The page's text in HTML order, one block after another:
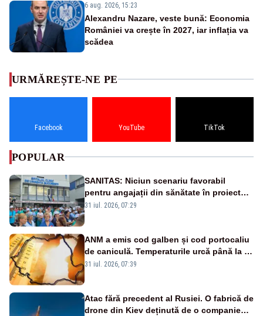
6 aug. 2026, 15:23
Alexandru Nazare, veste bună: Economia
României va crește în 2027, iar inflația va
scădea
URMĂREȘTE-NE PE
Facebook YouTube TikTok
POPULAR
SANITAS: Niciun scenariu favorabil
pentru angajații din sănătate în proiectul
Legii salarizării
31 iul. 2026, 07:29
ANM a emis cod galben și cod portocaliu
de caniculă. Temperaturile urcă până la 38
de grade, iar nopțile devin tropicale
31 iul. 2026, 07:39
Atac fără precedent al Rusiei. O fabrică de
drone din Kiev deținută de o companie